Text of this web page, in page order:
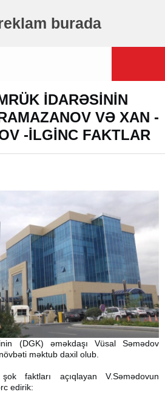
burada
İDARƏSİNİN
VƏ XAN -
-İLGİNC FAKTLAR
(DGK) əməkdaşı Vüsal Səmədov
məktub daxil olub.
faktları açıqlayan V.Səmədovun
edirik: